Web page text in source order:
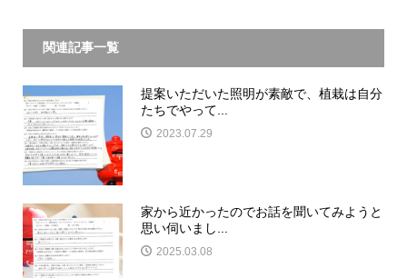
関連記事一覧
提案いただいた照明が素敵で、植栽は自分
たちでやって...
2023.07.29
家から近かったのでお話を聞いてみようと
思い伺いまし...
2025.03.08